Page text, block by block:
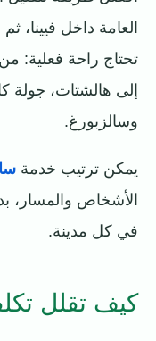
العامة داخل
تحتاج راحة فعلية:
إلى هالشتات، جولة
وسالزبورغ.
يمكن ترتيب خدمة
الأشخاص والمسار،
في كل مدينة.
كيف تقلل